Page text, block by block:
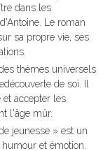
dans les
Le roman
sa propre vie, ses
thèmes universels
de soi. Il
accepter les
l'âge mûr.
jeunesse » est un
et émotion.